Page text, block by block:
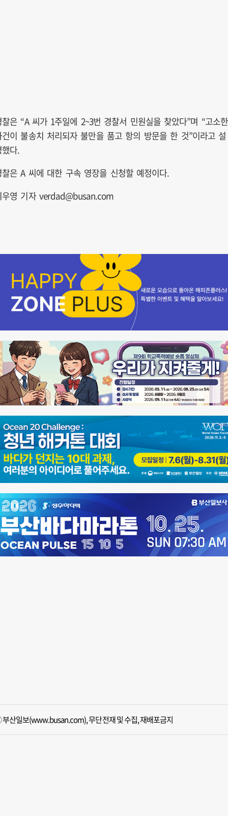
찰은 “A 씨가 1주일에 2~3번 경찰서 민원실을 찾았다”며 “고소한
건이 불송치 처리되자 불만을 품고 항의 방문을 한 것”이라고 설
다.
찰은 A 씨에 대한 구속 영장을 신청할 예정이다.
우영 기자 verdad@busan.com
산일보(www.busan.com), 무단전재 및 수집, 재배포금지